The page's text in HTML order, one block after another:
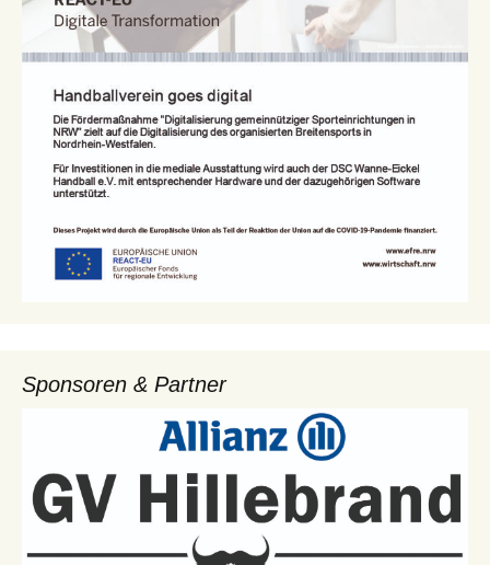
Sponsoren & Partner